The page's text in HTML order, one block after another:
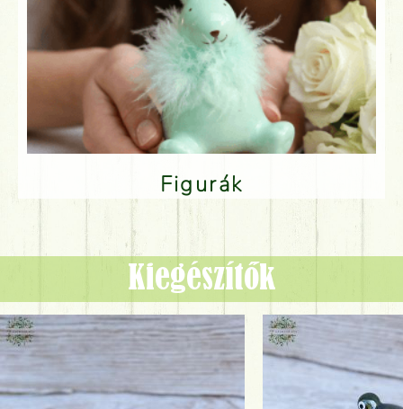
Figurák
Kiegészítők